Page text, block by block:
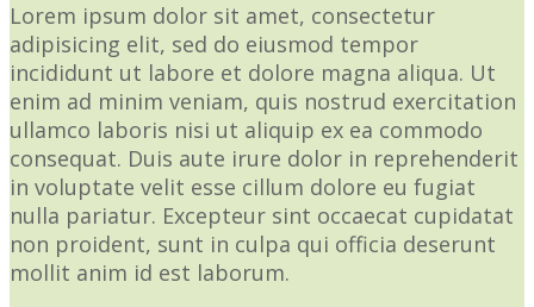
Lorem ipsum dolor sit amet, consectetur
adipisicing elit, sed do eiusmod tempor
incididunt ut labore et dolore magna aliqua. Ut
enim ad minim veniam, quis nostrud exercitation
ullamco laboris nisi ut aliquip ex ea commodo
consequat. Duis aute irure dolor in reprehenderit
in voluptate velit esse cillum dolore eu fugiat
nulla pariatur. Excepteur sint occaecat cupidatat
non proident, sunt in culpa qui officia deserunt
mollit anim id est laborum.